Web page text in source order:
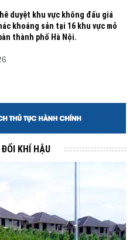
duyệt khu vực không đấu giá
khoáng sản tại 16 khu vực mỏ
thành phố Hà Nội.
KHÍ HẬU